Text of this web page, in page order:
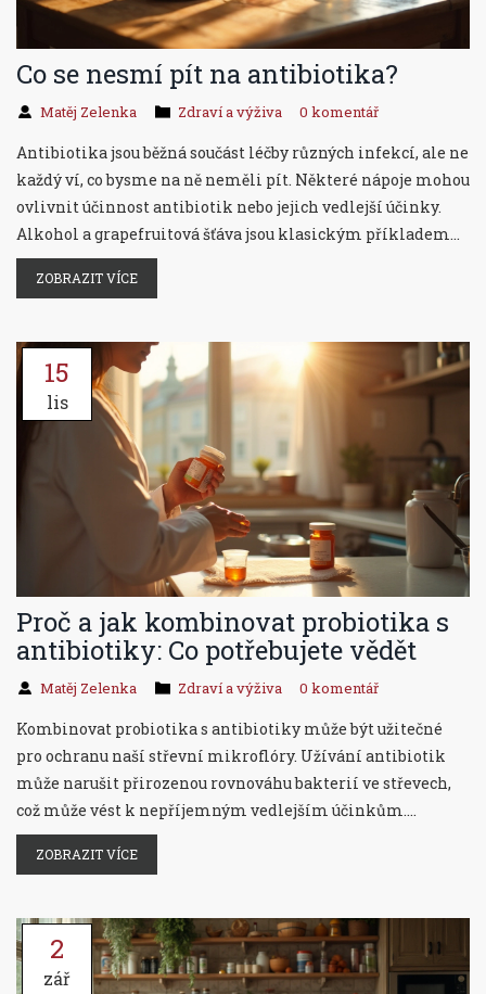
Co se nesmí pít na antibiotika?
Matěj Zelenka Zdraví a výživa 0 komentář
Antibiotika jsou běžná součást léčby různých infekcí, ale ne
každý ví, co bysme na ně neměli pít. Některé nápoje mohou
ovlivnit účinnost antibiotik nebo jejich vedlejší účinky.
Alkohol a grapefruitová šťáva jsou klasickým příkladem
nevhodných kombinací. V článku se podíváme na to, proč
jsou některé nápoje rizikové a jak se jim vyhnout pro co
ZOBRAZIT VÍCE
15
lis
Proč a jak kombinovat probiotika s
antibiotiky: Co potřebujete vědět
Matěj Zelenka Zdraví a výživa 0 komentář
Kombinovat probiotika s antibiotiky může být užitečné
pro ochranu naší střevní mikroflóry. Užívání antibiotik
může narušit přirozenou rovnováhu bakterií ve střevech,
což může vést k nepříjemným vedlejším účinkům.
Správná kombinace probiotik může pomoci
minimalizovat tyto účinky a podpořit obnovu zdravé
důležité kombinovat probiotika s antibiotiky a jak tuto
kombinaci provést efektivně.
ZOBRAZIT VÍCE
2
zář